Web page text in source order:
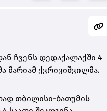
ჩვენს დედაქალაქში 4
მარიამ ქვრივიშვილმა.
თბილისი-ბათუმის